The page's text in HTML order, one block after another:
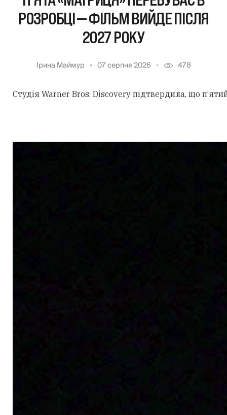
РОЗРОБЦІ — ФІЛЬМ ВИЙДЕ ПІСЛЯ
2027 РОКУ
Ірина Маймур 07 серпня 2026 478
Студія Warner Bros. Discovery підтвердила, що